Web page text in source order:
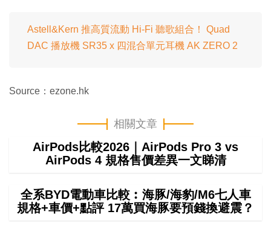
Astell&Kern 推高質流動 Hi-Fi 聽歌組合！ Quad
DAC 播放機 SR35 x 四混合單元耳機 AK ZERO 2
Source：ezone.hk
相關文章
AirPods比較2026｜AirPods Pro 3 vs
AirPods 4 規格售價差異一文睇清
全系BYD電動車比較︰海豚/海豹/M6七人車
規格+車價+點評 17萬買海豚要預錢換避震？